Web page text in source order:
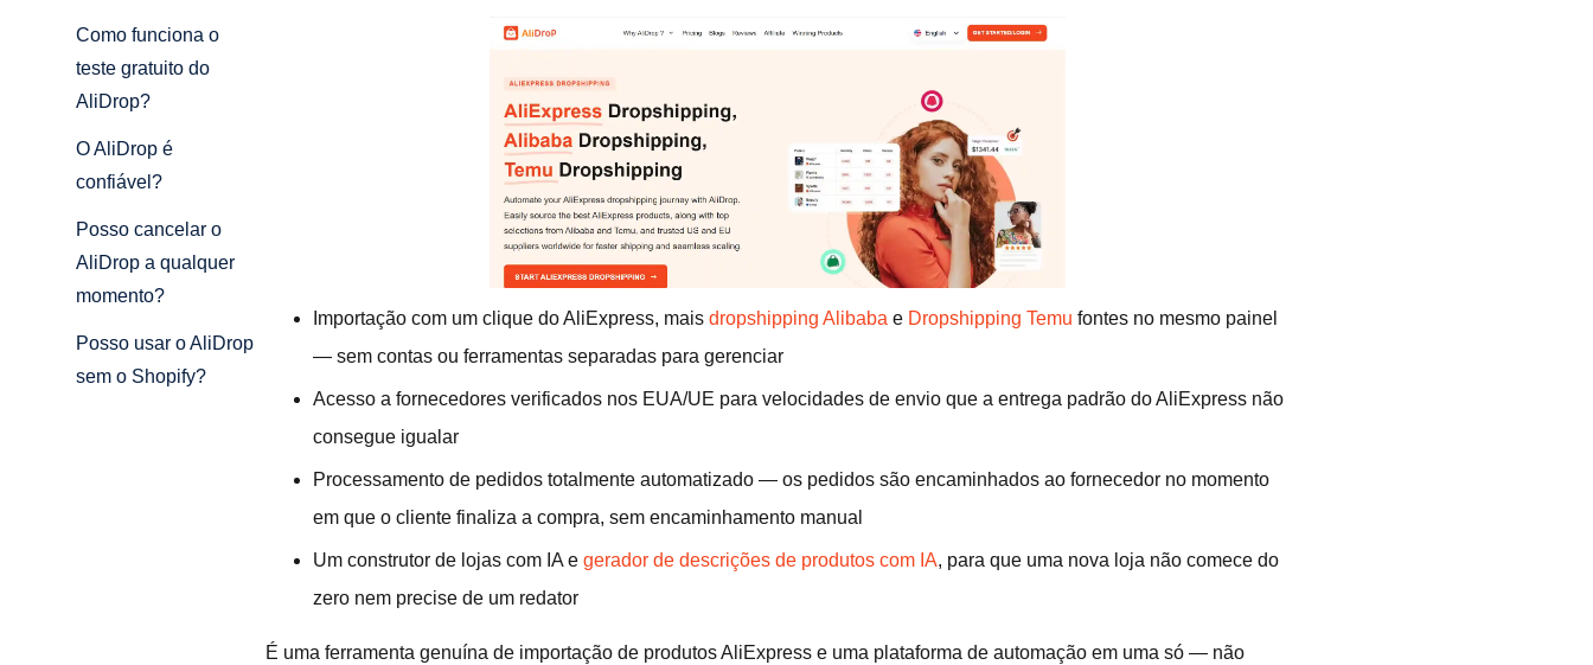
Como funciona o
teste gratuito do
AliDrop?
O AliDrop é
confiável?
Posso cancelar o
AliDrop a qualquer
momento?
Posso usar o AliDrop
sem o Shopify?
Importação com um clique do AliExpress, mais dropshipping Alibaba e Dropshipping Temu fontes no mesmo painel
— sem contas ou ferramentas separadas para gerenciar
Acesso a fornecedores verificados nos EUA/UE para velocidades de envio que a entrega padrão do AliExpress não
consegue igualar
Processamento de pedidos totalmente automatizado — os pedidos são encaminhados ao fornecedor no momento
em que o cliente finaliza a compra, sem encaminhamento manual
Um construtor de lojas com IA e gerador de descrições de produtos com IA, para que uma nova loja não comece do
zero nem precise de um redator
É uma ferramenta genuína de importação de produtos AliExpress e uma plataforma de automação em uma só — não